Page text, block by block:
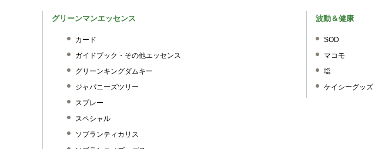
グリーンマンエッセンス
カード
ガイドブック・その他エッセンス
グリーンキングダムキー
ジャパニーズツリー
スプレー
スペシャル
ソブランティカリス
波動＆健康
SOD
マコモ
塩
ケイシーグッズ